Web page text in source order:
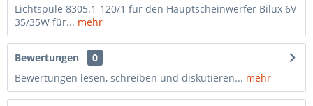
Lichtspule 8305.1-120/1 für den Hauptscheinwerfer Bilux 6V
35/35W für... mehr
Bewertungen
0
Bewertungen lesen, schreiben und diskutieren... mehr